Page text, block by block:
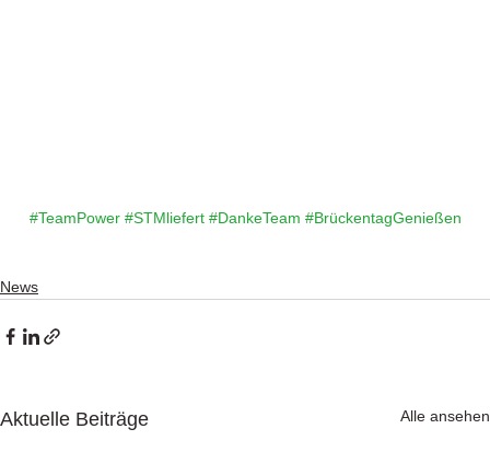
#TeamPower #STMliefert #DankeTeam #BrückentagGenießen
News
Aktuelle Beiträge Alle ansehen